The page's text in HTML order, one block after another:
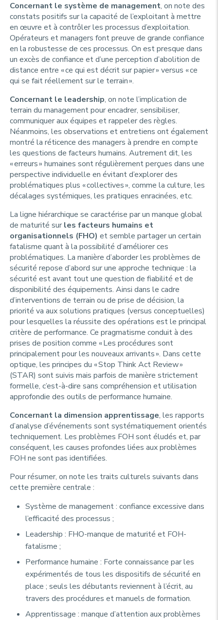
Concernant le système de management, on note des
constats positifs sur la capacité de l’exploitant à mettre
en œuvre et à contrôler les processus d’exploitation.
Opérateurs et managers font preuve de grande confiance
en la robustesse de ces processus. On est presque dans
un excès de confiance et d’une perception d’abolition de
distance entre « ce qui est décrit sur papier » versus « ce
qui se fait réellement sur le terrain ».
Concernant le leadership, on note l’implication de
terrain du management pour encadrer, sensibiliser,
communiquer aux équipes et rappeler des règles.
Néanmoins, les observations et entretiens ont également
montré la réticence des managers à prendre en compte
les questions de facteurs humains. Autrement dit, les
« erreurs » humaines sont régulièrement perçues dans une
perspective individuelle en évitant d’explorer des
problématiques plus « collectives », comme la culture, les
décalages systémiques, les pratiques enracinées, etc.
La ligne hiérarchique se caractérise par un manque global
de maturité sur les facteurs humains et
organisationnels (FHO) et semble partager un certain
fatalisme quant à la possibilité d’améliorer ces
problématiques. La manière d’aborder les problèmes de
sécurité repose d’abord sur une approche technique : la
sécurité est avant tout une question de fiabilité et de
disponibilité des équipements. Ainsi dans le cadre
d’interventions de terrain ou de prise de décision, la
priorité va aux solutions pratiques (versus conceptuelles)
pour lesquelles la réussite des opérations est le principal
critère de performance. Ce pragmatisme conduit à des
prises de position comme «Les procédures sont
principalement pour les nouveaux arrivants». Dans cette
optique, les principes du «Stop Think Act Review»
(STAR) sont suivis mais parfois de manière strictement
formelle, c’est-à-dire sans compréhension et utilisation
approfondie des outils de performance humaine.
Concernant la dimension apprentissage, les rapports
d’analyse d’événements sont systématiquement orientés
techniquement. Les problèmes FOH sont éludés et, par
conséquent, les causes profondes liées aux problèmes
FOH ne sont pas identifiées.
Pour résumer, on note les traits culturels suivants dans
cette première centrale :
Système de management : confiance excessive dans
l’efficacité des processus ;
Leadership : FHO-manque de maturité et FOH-
fatalisme ;
Performance humaine : Forte connaissance par les
expérimentés de tous les dispositifs de sécurité en
place ; seuls les débutants reviennent à l’écrit, au
travers des procédures et manuels de formation.
Apprentissage : manque d’attention aux problèmes